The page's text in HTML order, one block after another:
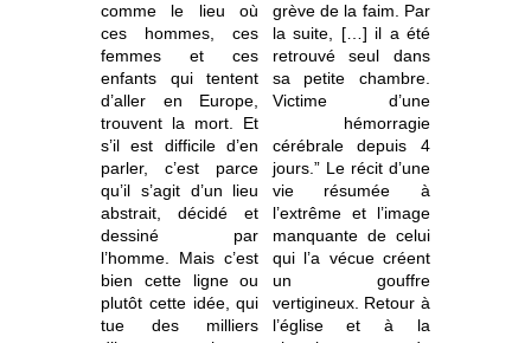
grève de la faim. Par
la suite, […] il a été
retrouvé seul dans
sa petite chambre.
Victime d’une
hémorragie
cérébrale depuis 4
jours.” Le récit d’une
vie résumée à
l’extrême et l’image
manquante de celui
qui l’a vécue créent
un gouffre
vertigineux. Retour à
l’église et à la
comme le lieu où
ces hommes, ces
femmes et ces
enfants qui tentent
d’aller en Europe,
trouvent la mort. Et
s’il est difficile d’en
parler, c’est parce
qu’il s’agit d’un lieu
abstrait, décidé et
dessiné par
l’homme. Mais c’est
bien cette ligne ou
plutôt cette idée, qui
tue des milliers